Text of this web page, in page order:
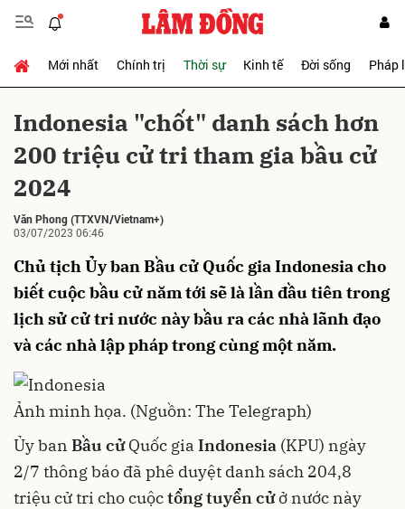
Mới nhất Chính trị Thời sự Kinh tế Đời sống Pháp
Indonesia "chốt" danh sách hơn
200 triệu cử tri tham gia bầu cử
2024
Văn Phong(TTXVN/Vietnam+)
03/07/2023 06:46
Chủ tịch Ủy ban Bầu cử Quốc gia Indonesia cho
biết cuộc bầu cử năm tới sẽ là lần đầu tiên trong
lịch sử cử tri nước này bầu ra các nhà lãnh đạo
và các nhà lập pháp trong cùng một năm.
Ảnh minh họa. (Nguồn: The Telegraph)
Ủy ban Bầu cửQuốc gia Indonesia (KPU) ngày
2/7 thông báo đã phê duyệt danh sách 204,8
triệu cử tri cho cuộctổng tuyển cửở nước này
Gửi bình luận
Hủy Gửi